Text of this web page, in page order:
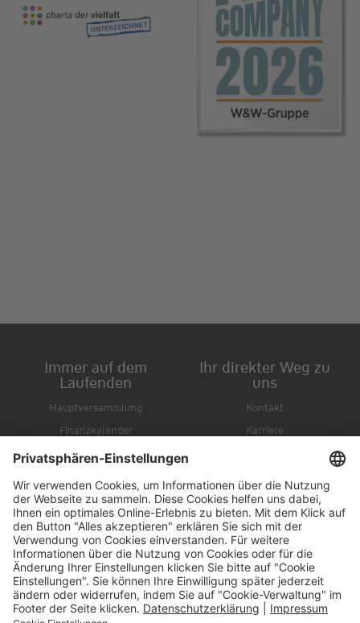
Immer auf dem
Laufenden
Hauptversammlung
Finanzkalender
IR-Newsletter
Ihr direkter Weg zu
uns
Kontakt
Karriere